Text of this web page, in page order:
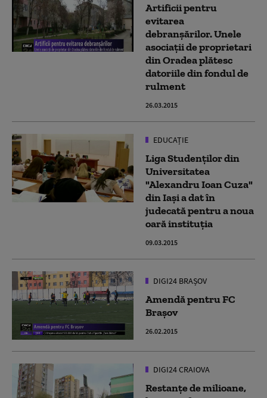
Artificii pentru
evitarea
debranşărilor. Unele
asociaţii de proprietari
din Oradea plătesc
datoriile din fondul de
rulment
26.03.2015
EDUCAȚIE
Liga Studenţilor din
Universitatea
"Alexandru Ioan Cuza"
din Iaşi a dat în
judecată pentru a noua
oară instituţia
09.03.2015
DIGI24 BRAȘOV
Amendă pentru FC
Braşov
26.02.2015
DIGI24 CRAIOVA
Restanţe de milioane,